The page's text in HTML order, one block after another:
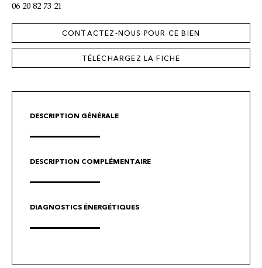
06 20 82 73 21
CONTACTEZ-NOUS POUR CE BIEN
TÉLÉCHARGEZ LA FICHE
DESCRIPTION GÉNÉRALE
DESCRIPTION COMPLÉMENTAIRE
DIAGNOSTICS ÉNERGÉTIQUES